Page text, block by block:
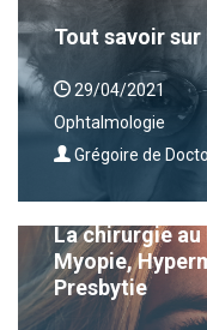
Tout savoir
29/04/2021
Ophtalmologie
Grégoire de
La chirurgie
Myopie,
Presbytie